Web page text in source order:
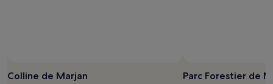
libre
Colline de Marjan Parc Forestier de